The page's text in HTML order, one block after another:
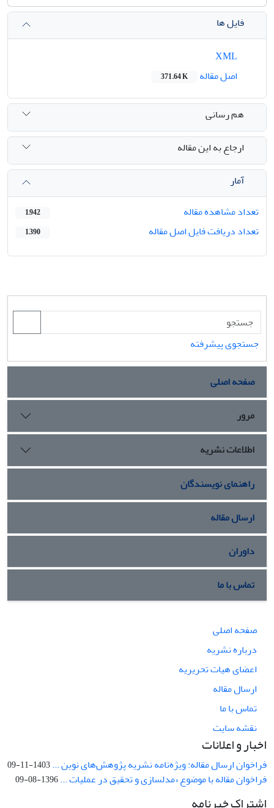
فایل ها
اصل مقاله
371.64 K
هم رسانی
ارجاع به این مقاله
آمار
تعداد مشاهده مقاله
1,942
تعداد دریافت فایل اصل مقاله 1,390
جستجوی پیشرفته
صفحه اصلی
مرور
اطلاعات نشریه
راهنمای نویسندگان
ارسال مقاله
داوران
تماس با ما
صفحه اصلی
درباره نشریه
اعضای هیات تحریریه
ارسال مقاله
تماس با ما
نقشه سایت
اخبار و اعلانات
فراخوان ارسال مقاله: ویژه‌نامه نشریه پژوهش‌های نوین ...1403-11-09
فراخوان مقاله با موضوع «مدلسازی و تحقیق در عملیات ...1396-08-09